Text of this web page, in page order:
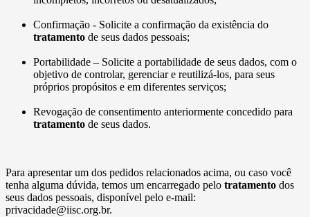
Confirmação - Solicite a confirmação da existência do
tratamento de seus dados pessoais;
Portabilidade – Solicite a portabilidade de seus dados, com o
objetivo de controlar, gerenciar e reutilizá-los, para seus
próprios propósitos e em diferentes serviços;
Revogação de consentimento anteriormente concedido para
tratamento de seus dados.
Para apresentar um dos pedidos relacionados acima, ou caso você
tenha alguma dúvida, temos um encarregado pelo tratamento dos
seus dados pessoais, disponível pelo e-mail:
privacidade@iisc.org.br.